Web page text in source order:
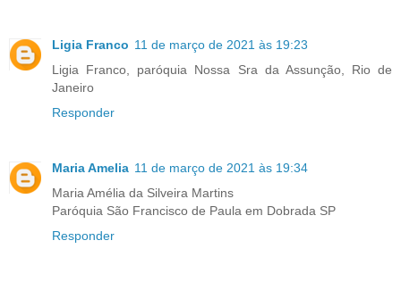
Ligia Franco 11 de março de 2021 às 19:23
Ligia Franco, paróquia Nossa Sra da Assunção, Rio de
Janeiro
Responder
Maria Amelia 11 de março de 2021 às 19:34
Maria Amélia da Silveira Martins
Paróquia São Francisco de Paula em Dobrada SP
Responder